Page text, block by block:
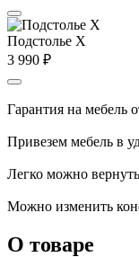
Подстолье X
3 990 ₽
Гарантия на мебель
Привезем мебель в
Легко можно
Можно изменить
О товаре